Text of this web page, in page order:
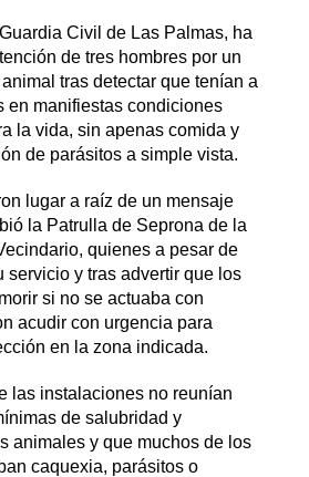
Civil de Las Palmas, ha
de tres hombres por un
tras detectar que tenían a
en manifiestas condiciones
la vida, sin apenas comida y
de parásitos a simple vista.
lugar a raíz de un mensaje
la Patrulla de Seprona de la
quienes a pesar de
servicio y tras advertir que los
si no se actuaba con
acudir con urgencia para
en la zona indicada.
las instalaciones no reunían
de salubridad y
animales y que muchos de los
caquexia, parásitos o